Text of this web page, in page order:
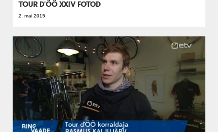
TOUR D'ÖÖ XXIV FOTOD
2. mai 2015